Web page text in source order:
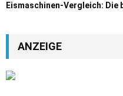
Eismaschinen-Vergleich: Die
ANZEIGE